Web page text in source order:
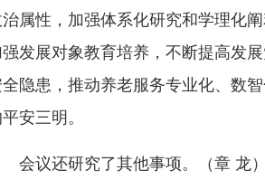
属性，加强体系化研究和学理化
强发展对象教育培养，不断提高发
隐患，推动养老服务专业化、数
安三明。
议还研究了其他事项。（章 龙）